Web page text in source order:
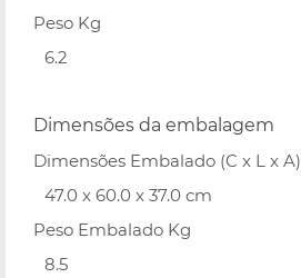
Peso Kg
6.2
Dimensões da embalagem
Dimensões Embalado (C x L x A)
47.0 x 60.0 x 37.0 cm
Peso Embalado Kg
8.5